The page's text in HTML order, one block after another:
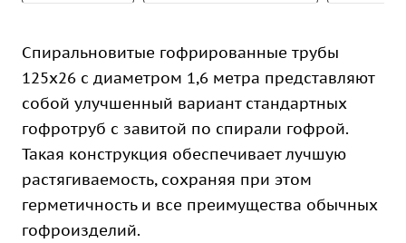
Спиральновитые гофрированные трубы
125х26 с диаметром 1,6 метра представляют
собой улучшенный вариант стандартных
гофротруб с завитой по спирали гофрой.
Такая конструкция обеспечивает лучшую
растягиваемость, сохраняя при этом
герметичность и все преимущества обычных
гофроизделий.